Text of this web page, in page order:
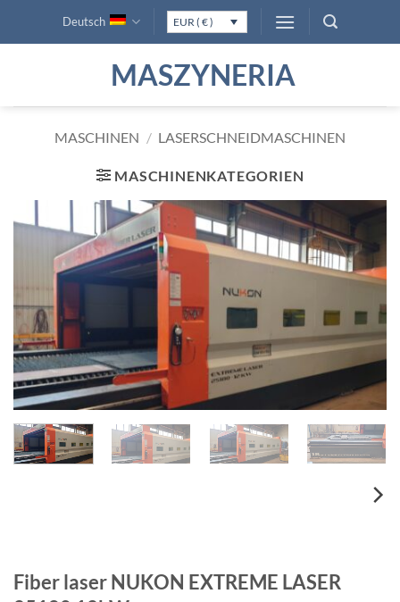
Deutsch EUR ( € )
MASZYNERIA
MASCHINEN / LASERSCHNEIDMASCHINEN
MASCHINENKATEGORIEN
Fiber laser NUKON EXTREME LASER